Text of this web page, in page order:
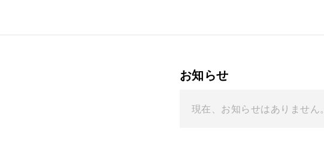
お知らせ
現在、お知らせはありません。